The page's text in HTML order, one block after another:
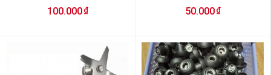
100.000 ₫ 50.000 ₫